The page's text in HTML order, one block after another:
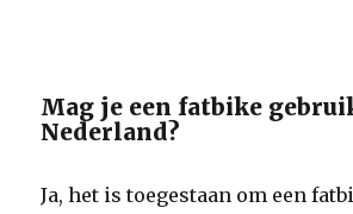
Mag je een fatbike
Nederland?
Ja, het is toegestaan om een